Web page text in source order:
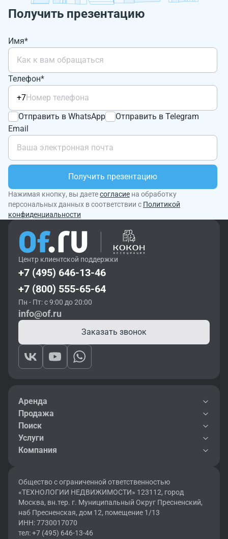
Получить презентацию
Имя*
Телефон*
+7
Отправить в WhatsApp
Отправить в Telegram
Email
Получить презентацию
Нажимая кнопку, вы даетесогласие на обработку
персональных данных в соответствии с Политикой
конфиденциальности
Центр клиентской поддержки
+7 (495) 646-13-46
+7 (800) 555-65-64
Пн - Пт: с 9:00 до 20:00
info@of.ru
Заказать звонок
Аренда
Продажа
Поиск
Услуги
Компания
Общество с ограниченной ответственностью
«ТЕХНОЛОГИИ НЕДВИЖИМОСТИ» 123112, город
Москва, вн.тер. г. Муниципальный Округ Пресненский,
наб Пресненская, дом 12, помещение 1/13
ИНН: 7730017070
тел: +7 (495) 646-13-46